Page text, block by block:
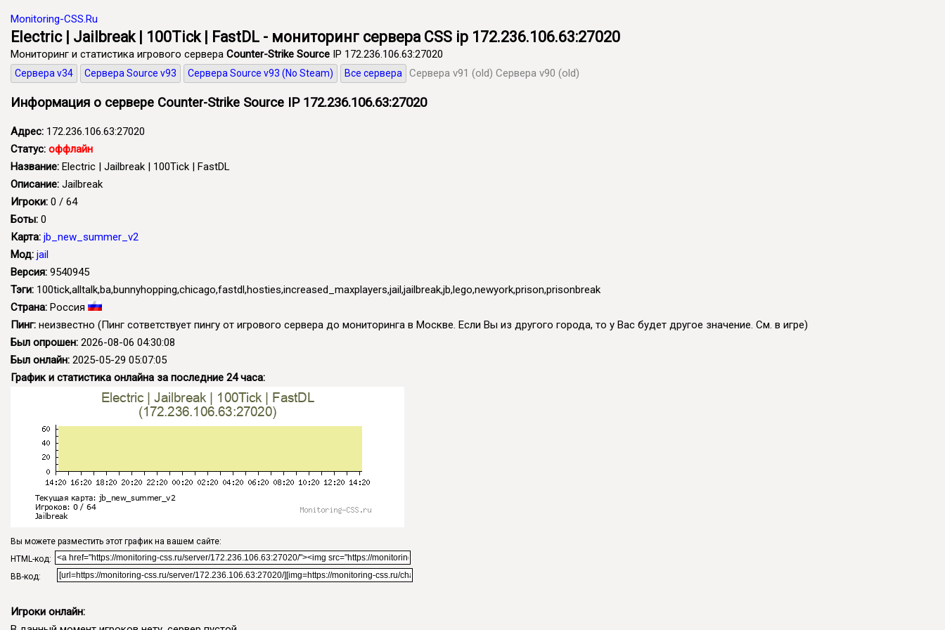
Monitoring-CSS.Ru
Electric | Jailbreak | 100Tick | FastDL - мониторинг сервера CSS ip 172.236.106.63:27020
Мониторинг и статистика игрового сервера Counter-Strike Source IP 172.236.106.63:27020
Сервера v34 Сервера Source v93 Сервера Source v93 (No Steam) Все сервера Сервера v91 (old) Сервера v90 (old)
Информация о сервере Counter-Strike Source IP 172.236.106.63:27020
Адрес: 172.236.106.63:27020
Статус: оффлайн
Название: Electric | Jailbreak | 100Tick | FastDL
Описание: Jailbreak
Игроки: 0 / 64
Боты: 0
Карта: jb_new_summer_v2
Мод: jail
Версия: 9540945
Тэги: 100tick,alltalk,ba,bunnyhopping,chicago,fastdl,hosties,increased_maxplayers,jail,jailbreak,jb,lego,newyork,prison,prisonbreak
Страна: Россия
Пинг: неизвестно (Пинг сответствует пингу от игрового сервера до мониторинга в Москве. Если Вы из другого города, то у Вас будет другое значение. См. в игре)
Был опрошен: 2026-08-06 04:30:08
Был онлайн: 2025-05-29 05:07:05
График и статистика онлайна за последние 24 часа:
Вы можете разместить этот график на вашем сайте:
HTML-код:
BB-код:
Игроки онлайн: